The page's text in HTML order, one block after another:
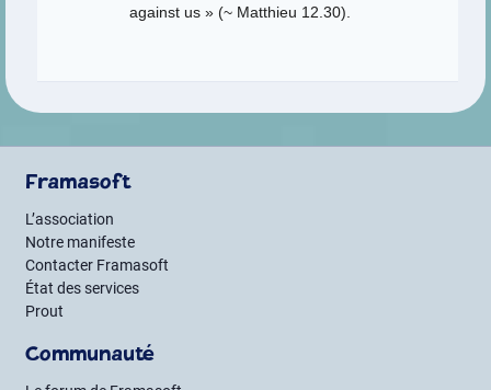
against us » (~ Matthieu 12.30).
Framasoft
L’association
Notre manifeste
Contacter Framasoft
État des services
Prout
Communauté